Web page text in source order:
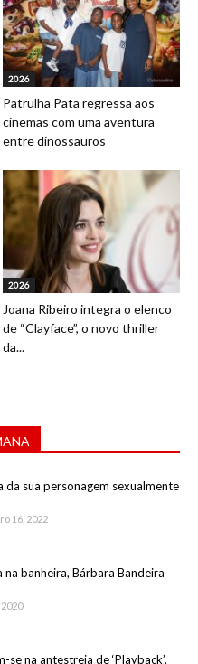
2026
Patrulha Pata regressa aos
cinemas com uma aventura
entre dinossauros
2026
Joana Ribeiro integra o elenco
de “Clayface”, o novo thriller
da...
da sua personagem sexualmente
16, 2022
banheira, Bárbara Bandeira
se na antestreia de ‘Playback’,